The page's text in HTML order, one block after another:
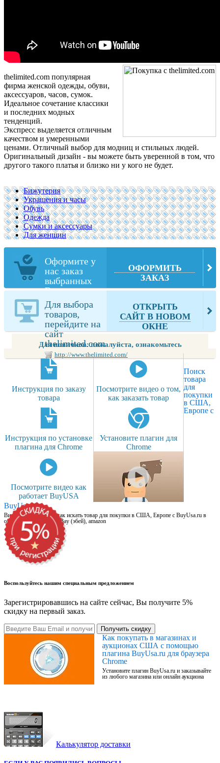
thelimited.com популярная
фирма женской одежды, обуви,
аксессуаров, часов, сумок.
Идеальное сочетание классики
и последних модных
тенденций.
Экспресс выделяется отличным
качеством и умеренными
ценами. Отличный выбор для модниц и стильных людей.
Оригинальный дизайн - вы можете быть уверенной в том, что
другого такого платья и близко ни у кого не будет.
Бижутерия
Украшения и часы
Обувь
Одежда
Сумки и аксессуары
Для женщин
Оформите у
нас заказ
выбранных
Вами товаров
из
thelimited.com
ОФОРМИТЬ
ЗАКАЗ
Для выбора
товаров,
перейдите на
сайт
thelimited.com
http://www.thelimited.com/
ОТКРЫТЬ
САЙТ В НОВОМ
ОКНЕ
Для новичков: пожалуйста, ознакомьтесь
Инструкция по заказу
товара
Посмотрите видео о том,
как заказать товар
Инструкция по установке
плагина для Chrome
Установите плагин для
Chrome
Посмотрите видео как
работает BuyUSA
Поиск
товара
для
покупки
в США,
Европе с
BuyUsa.ru
Видео для новичков: как искать товар для покупки в США, Европе с BuyUsa.ru в
онлайн магазинах, на eBay (эбей), amazon
Воспользуйтесь нашим специальным предложением
Зарегистрировавшись на сайте сейчас, Вы получите 5%
скидку на первый заказ.
Получить скидку
Как покупать в магазинах и
аукционах США с помощью
плагина BuyUsa.ru для браузера
Chrome
Установите плагин BuyUsa.ru и заказывайте
из любого магазина или онлайн аукциона
Калькулятор доставки